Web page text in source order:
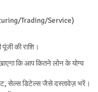
Trading/Service)
की राशि।
कि आप कितने लोन के योग्य
सेल्स डिटेल्स जैसे दस्तावेज़ भरें।